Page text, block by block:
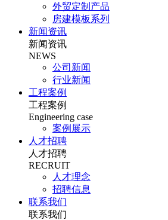
外贸定制产品
房建模板系列
新闻资讯
新闻资讯
NEWS
公司新闻
行业新闻
工程案例
工程案例
Engineering case
案例展示
人才招聘
人才招聘
RECRUIT
人才理念
招聘信息
联系我们
联系我们